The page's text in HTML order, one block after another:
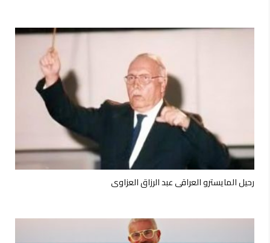
رحيل المايسترو العراقي عبد الرزاق العزاوي